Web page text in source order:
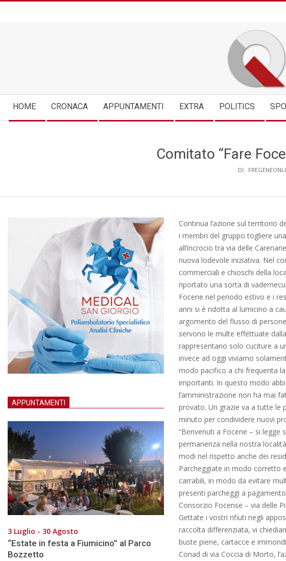
Navigation
Menu
HOME CRONACA APPUNTAMENTI EXTRA POLITICS
Comitato “Fare
DI:
Continua l’azione sul territorio
i membri del gruppo togliere
all’incrocio tra via delle
nuova lodevole iniziativa. Nel
commerciali e chioschi della
riportato una sorta di
Focene nel periodo estivo e i
anni si è ridotta al lumicino a
argomento del flusso di
servono le multe effettuate
rappresentano solo cuciture a
invece ad oggi viviamo
modo pacifico a chi frequenta
importanti. In questo modo
l’amministrazione non ha mai
provato. Un grazie va a tutte le
minuto per condividere nuovi
“Benvenuti a Focene – si legge
permanenza nella nostra
modi nel rispetto anche dei
Parcheggiate in modo corretto
carrabili, in modo da evitare
presenti parcheggi a
Consorzio Focense – via delle
Gettate i vostri rifiuti negli
raccolta differenziata, vi
buste piene, cartacce e
Conad di via Coccia di Morto,
APPUNTAMENTI
3 Luglio - 30 Agosto
“Estate in festa a Fiumicino” al Parco
Bozzetto